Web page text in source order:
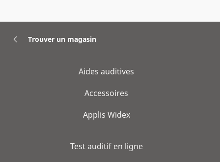
Trouver un magasin
Aides auditives
Accessoires
Applis Widex
Test auditif en ligne